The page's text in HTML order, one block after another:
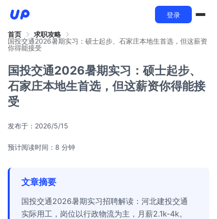
登录
首页
求职攻略
国投交通2026暑期实习：硕士起步、石家庄本地生首选，但这薪资
你得能接受
国投交通2026暑期实习：硕士起步、
石家庄本地生首选，但这薪资你得能接
受
发布于： 2026/5/15
预计阅读时间：8 分钟
文章摘要
国投交通2026暑期实习招聘解读：河北建投交通
实际用工，岗位以行政物流为主，月薪2.1k-4k。